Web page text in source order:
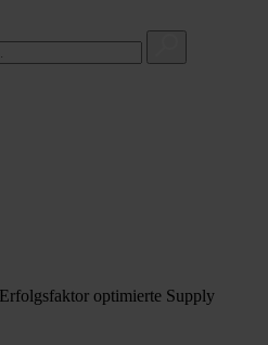
optimierte Supply